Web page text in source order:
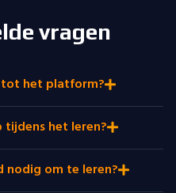
vragen
het platform?
tijdens het leren?
nodig om te leren?